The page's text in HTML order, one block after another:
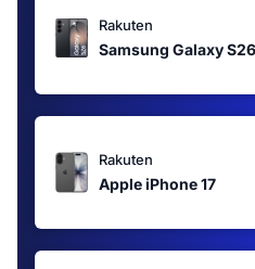
Rakuten
Samsung Galaxy S26
Rakuten
Apple iPhone 17